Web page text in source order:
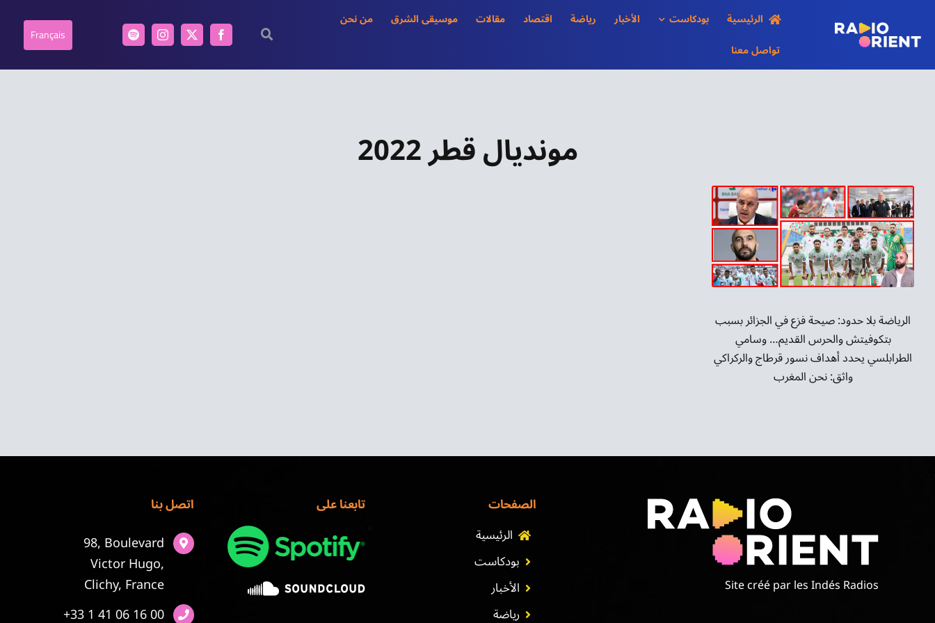
content
الرئيسية بودكاست الأخبار رياضة اقتصاد مقالات موسيقى الشرق
من نحن
تواصل معنا
Français
مونديال قطر 2022
الرياضة بلا حدود: صيحة فزع في الجزائر بسبب
بتكوفيتش والحرس القديم… وسامي
الطرابلسي يحدد أهداف نسور قرطاج والركراكي
واثق: نحن المغرب
Site créé par les Indés Radios
الصفحات
الرئيسية
بودكاست
الأخبار
رياضة
تابعنا على اتصل بنا
98, Boulevard
Victor Hugo,
Clichy, France
+33 1 41 06 16 00